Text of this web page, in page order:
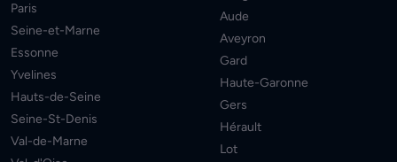
Paris
Seine-et-Marne
Essonne
Yvelines
Hauts-de-Seine
Seine-St-Denis
Val-de-Marne
Aude
Aveyron
Gard
Haute-Garonne
Gers
Hérault
Lot